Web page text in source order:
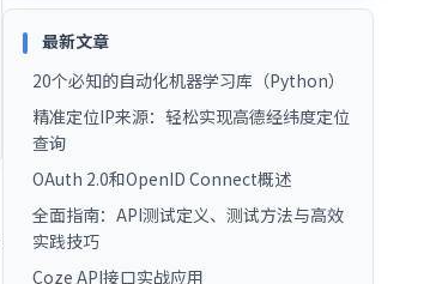
最新文章
20个必知的自动化机器学习库（Python）
精准定位IP来源：轻松实现高德经纬度定位
查询
OAuth 2.0和OpenID Connect概述
全面指南：API测试定义、测试方法与高效
实践技巧
Coze API接口实战应用